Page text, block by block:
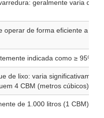
geralmente varia de
operar de forma eficiente a
indicada como ≥ 95%
de lixo: varia
4 CBM (metros cúbicos) até
de 1.000 litros (1 CBM) a